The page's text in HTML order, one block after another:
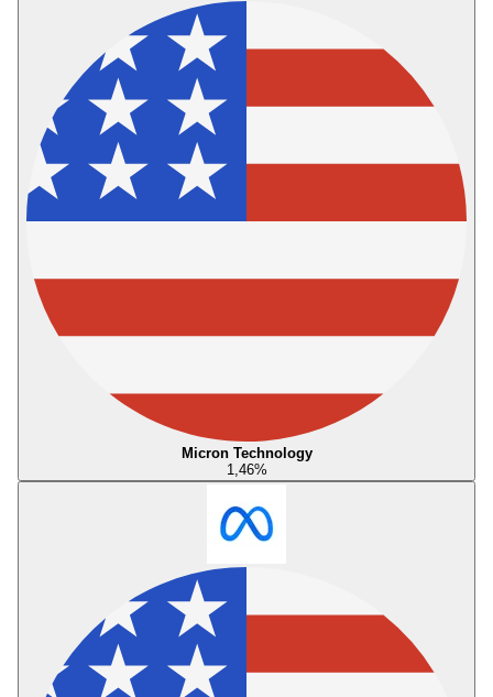
Micron Technology
1,46%